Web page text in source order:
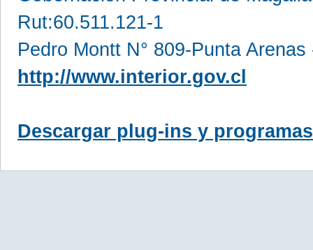
Rut:60.511.121-1
Pedro Montt N° 809-Punta
http://www.interior.gov.cl
Descargar plug-ins y